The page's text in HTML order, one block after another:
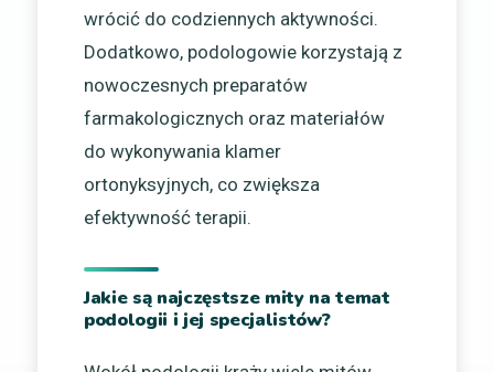
wrócić do codziennych aktywności.
Dodatkowo, podologowie korzystają z
nowoczesnych preparatów
farmakologicznych oraz materiałów
do wykonywania klamer
ortonyksyjnych, co zwiększa
efektywność terapii.
Jakie są najczęstsze mity na temat
podologii i jej specjalistów?